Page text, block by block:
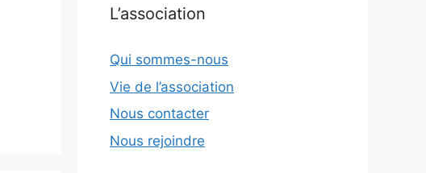
L’association
Qui sommes-nous
Vie de l’association
Nous contacter
Nous rejoindre